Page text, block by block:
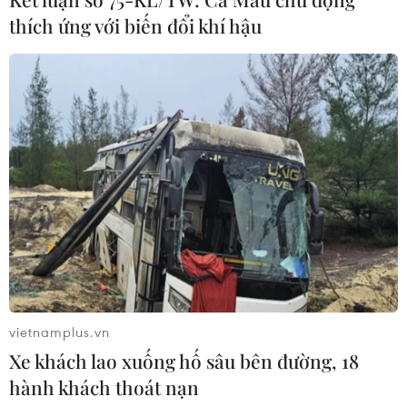
04/08/2026 04:58
Xem thêm
CƠ QUAN CHỦ QUẢN: THÔNG TẤN XÃ VIỆT NAM
Tổng Biên tập: TRẦN TIẾN DUẨN
Phó Tổng Biên tập: NGUYỄN THỊ TÁM, KHÚC THANH
Sở hữu trí tuệ
Quy định sử dụng
thích ứng với biến đổi khí hậu
vietnamplus.vn
Xe khách lao xuống hố sâu bên đường, 18
hành khách thoát nạn